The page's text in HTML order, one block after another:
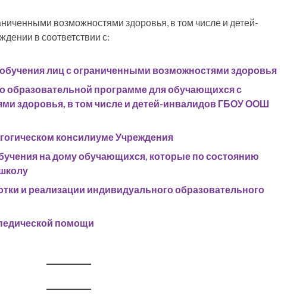
возможностями здоровья, в том числе и детей-
в соответствии с:
лиц с ограниченными возможностями здоровья
образовательной программе для обучающихся с
здоровья, в том числе и детей-инвалидов ГБОУ ООШ
консилиуме Учреждения
на дому обучающихся, которые по состоянию
и реализации индивидуального образовательного
помощи